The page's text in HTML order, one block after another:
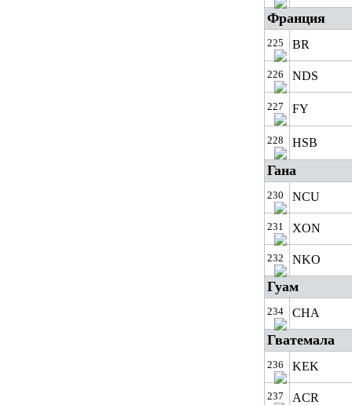
Франция
225 BR
226 NDS
227 FY
228 HSB
Гана
230 NCU
231 XON
232 NKO
Гуам
234 CHA
Гватемала
236 KEK
237 ACR